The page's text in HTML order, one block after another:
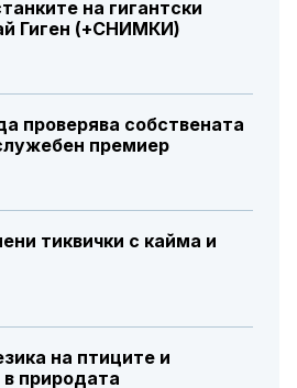
на гигантски
Гиген (+СНИМКИ)
проверява собствената
премиер
тиквички с кайма и
на птиците и
природата